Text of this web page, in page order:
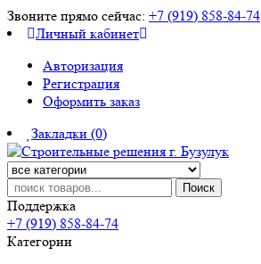
Звоните прямо сейчас: +7 (919) 858-84-74
Личный кабинет
Авторизация
Регистрация
Оформить заказ
Закладки (0)
Поиск
Поддержка
+7 (919) 858-84-74
Категории